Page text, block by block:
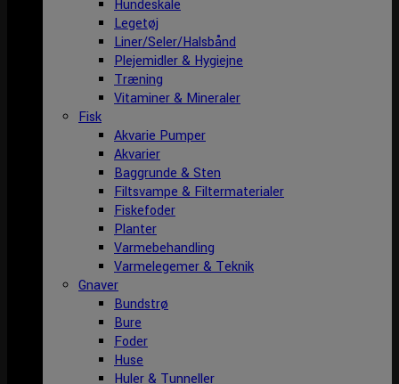
Hundeskåle
Legetøj
Liner/Seler/Halsbånd
Plejemidler & Hygiejne
Træning
Vitaminer & Mineraler
Fisk
Akvarie Pumper
Akvarier
Baggrunde & Sten
Filtsvampe & Filtermaterialer
Fiskefoder
Planter
Varmebehandling
Varmelegemer & Teknik
Gnaver
Bundstrø
Bure
Foder
Huse
Huler & Tunneller